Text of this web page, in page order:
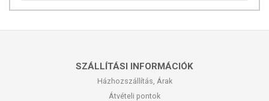
SZÁLLÍTÁSI INFORMÁCIÓK
Házhozszállítás, Árak
Átvételi pontok